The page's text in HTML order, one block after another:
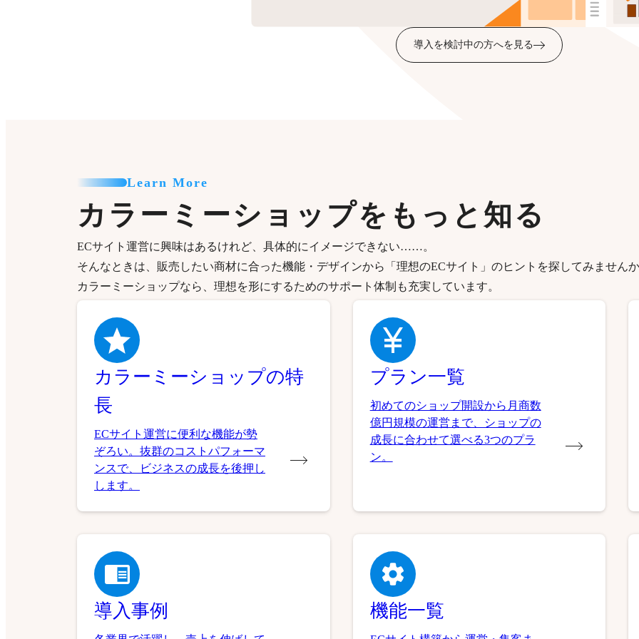
導入を検討中の方へを見る
Learn More
カラーミーショップをもっと知る
ECサイト運営に興味はあるけれど、具体的にイメージできない……。
そんなときは、販売したい商材に合った機能・デザインから「理想のECサイト」のヒントを探してみません
カラーミーショップなら、理想を形にするためのサポート体制も充実しています。
カラーミーショップの特
長
ECサイト運営に便利な機能が勢
ぞろい。抜群のコストパフォーマ
ンスで、ビジネスの成長を後押し
します。
プラン一覧
初めてのショップ開設から月商数
億円規模の運営まで、ショップの
成長に合わせて選べる3つのプラ
ン。
導入事例 機能一覧